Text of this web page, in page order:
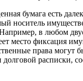
бумага есть
носитель
в любом
место фиксация
права могут
расписки,